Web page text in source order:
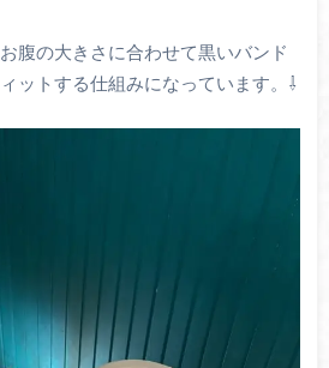
お腹の大きさに合わせて黒いバンド
ットする仕組みになっています。⇩